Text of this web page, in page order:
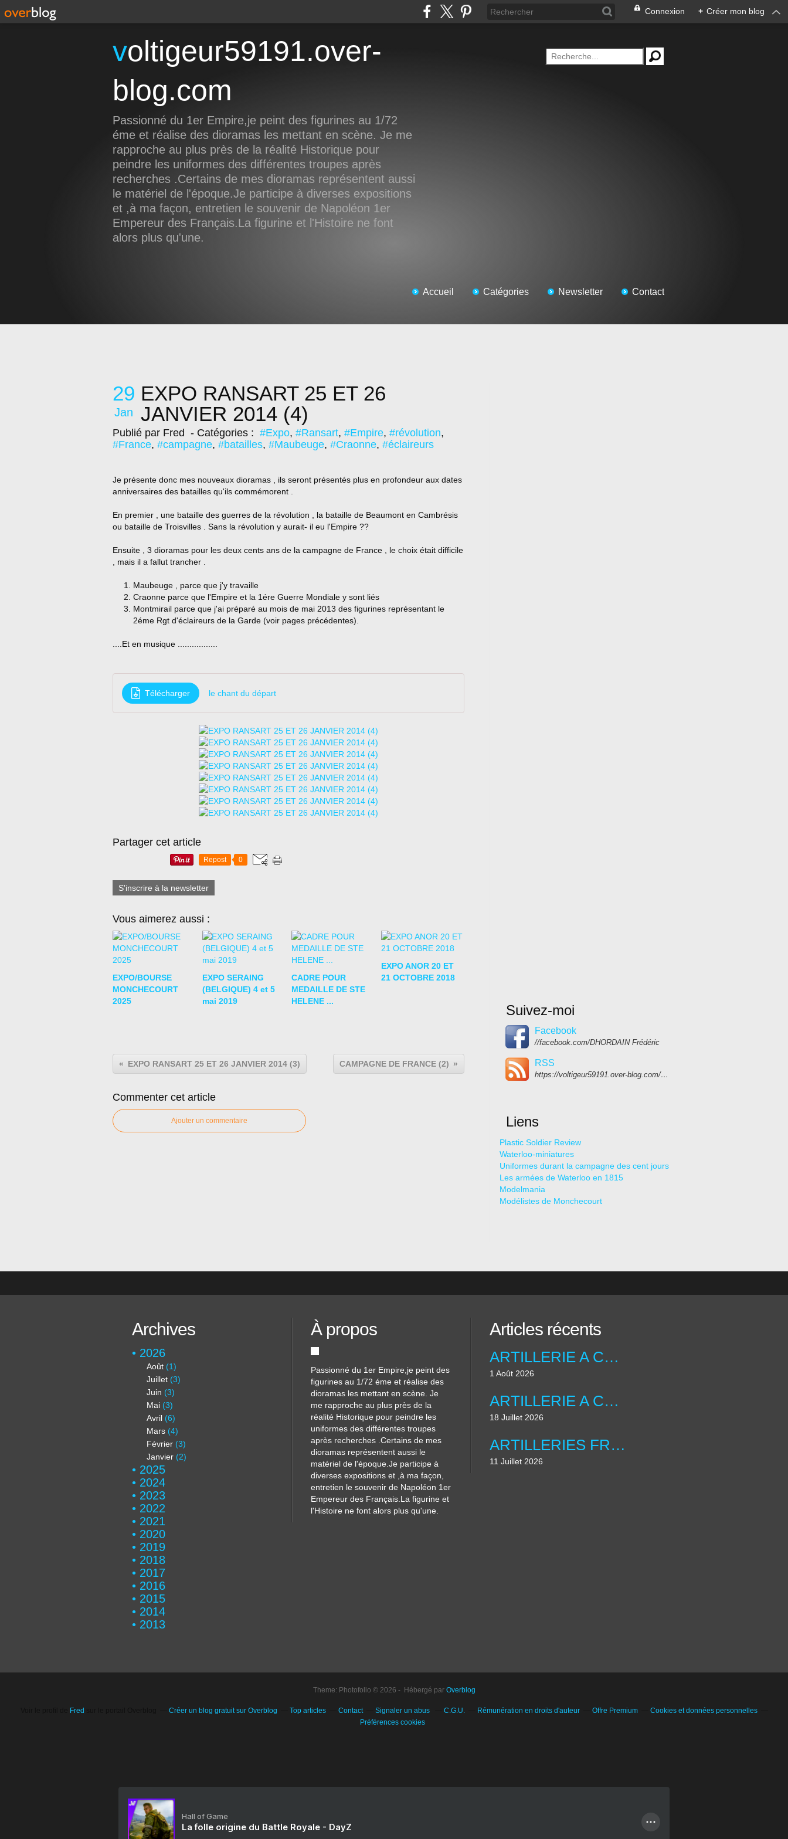
Connexion + Créer mon blog
voltigeur59191.over-
blog.com
Passionné du 1er Empire,je peint des figurines au 1/72
éme et réalise des dioramas les mettant en scène. Je me
rapproche au plus près de la réalité Historique pour
peindre les uniformes des différentes troupes après
recherches .Certains de mes dioramas représentent aussi
le matériel de l'époque.Je participe à diverses expositions
et ,à ma façon, entretien le souvenir de Napoléon 1er
Empereur des Français.La figurine et l'Histoire ne font
alors plus qu'une.
Accueil Catégories Newsletter Contact
29
Jan
EXPO RANSART 25 ET 26
JANVIER 2014 (4)
Publié par Fred - Catégories : #Expo, #Ransart, #Empire, #révolution,
#France, #campagne, #batailles, #Maubeuge, #Craonne, #éclaireurs
Je présente donc mes nouveaux dioramas , ils seront présentés plus en profondeur aux dates
anniversaires des batailles qu'ils commémorent .
En premier , une bataille des guerres de la révolution , la bataille de Beaumont en Cambrésis
ou bataille de Troisvilles . Sans la révolution y aurait- il eu l'Empire ??
Ensuite , 3 dioramas pour les deux cents ans de la campagne de France , le choix était difficile
, mais il a fallut trancher .
Maubeuge , parce que j'y travaille
Craonne parce que l'Empire et la 1ére Guerre Mondiale y sont liés
Montmirail parce que j'ai préparé au mois de mai 2013 des figurines représentant le
2éme Rgt d'éclaireurs de la Garde (voir pages précédentes).
....Et en musique .................
Télécharger le chant du départ
Partager cet article
Repost 0
S'inscrire à la newsletter
Vous aimerez aussi :
EXPO/BOURSE
MONCHECOURT
2025
EXPO SERAING
(BELGIQUE) 4 et 5
mai 2019
CADRE POUR
MEDAILLE DE STE
HELENE ...
EXPO ANOR 20 ET
21 OCTOBRE 2018
EXPO RANSART 25 ET 26 JANVIER 2014 (3) CAMPAGNE DE FRANCE (2)
Commenter cet article
Ajouter un commentaire
Suivez-moi
Facebook
//facebook.com/DHORDAIN Frédéric
RSS
https://voltigeur59191.over-blog.com/rss
Liens
Plastic Soldier Review
Waterloo-miniatures
Uniformes durant la campagne des cent jours
Les armées de Waterloo en 1815
Modelmania
Modélistes de Monchecourt
Archives
2026
Août (1)
Juillet (3)
Juin (3)
Mai (3)
Avril (6)
Mars (4)
Février (3)
Janvier (2)
2025
2024
2023
2022
2021
2020
2019
2018
2017
2016
2015
2014
2013
À propos
Passionné du 1er Empire,je peint des
figurines au 1/72 éme et réalise des
dioramas les mettant en scène. Je
me rapproche au plus près de la
réalité Historique pour peindre les
uniformes des différentes troupes
après recherches .Certains de mes
dioramas représentent aussi le
matériel de l'époque.Je participe à
diverses expositions et ,à ma façon,
entretien le souvenir de Napoléon 1er
Empereur des Français.La figurine et
l'Histoire ne font alors plus qu'une.
Articles récents
ARTILLERIE A CHEVAL ANGLAISE ....UNIFORMOLOGIE
1 Août 2026
ARTILLERIE A CHEVAL ANGLAISE ...
18 Juillet 2026
ARTILLERIES FRANCAISE , LES DIORAMAS ....
11 Juillet 2026
Theme: Photofolio © 2026 - Hébergé par Overblog
Fred Créer un blog gratuit sur Overblog Top articles Contact Signaler un abus C.G.U. Rémunération en droits d'auteur Offre Premium
Cookies et données personnelles
Préférences cookies
Hall of Game
La folle origine du Battle Royale - DayZ